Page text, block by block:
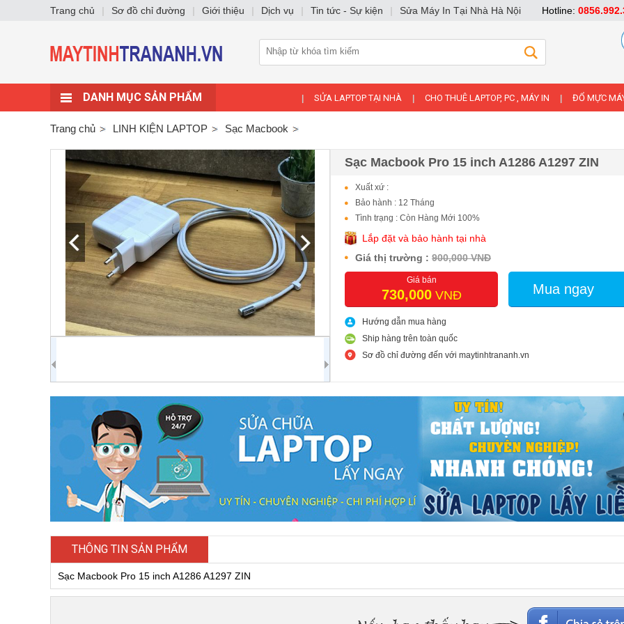
DANH MỤC SẢN PHẨM SỬA LAPTOP TẠI NHÀ CHO THUÊ LAPTOP, PC , MÁY IN ĐỔ MỰC
Trang chủ LINH KIỆN LAPTOP Sạc Macbook
Sạc Macbook Pro 15 inch A1286 A1297 ZIN
Xuất xứ :
Bảo hành : 12 Tháng
Tình trạng : Còn Hàng Mới 100%
Lắp đặt và bảo hành tại nhà
Giá thị trường : 900,000 VNĐ
Giá bán
730,000VNĐ Mua ngay
Hướng dẫn mua hàng
Ship hàng trên toàn quốc
Sơ đồ chỉ đường đến với maytinhtrananh.vn
THÔNG TIN SẢN PHẨM
Sạc Macbook Pro 15 inch A1286 A1297 ZIN
Trang chủ | Sơ đồ chỉ đường | Giới thiệu | Dịch vụ | Tin tức - Sự kiện | Sửa Máy In Tại Nhà Hà Nội Hotline: